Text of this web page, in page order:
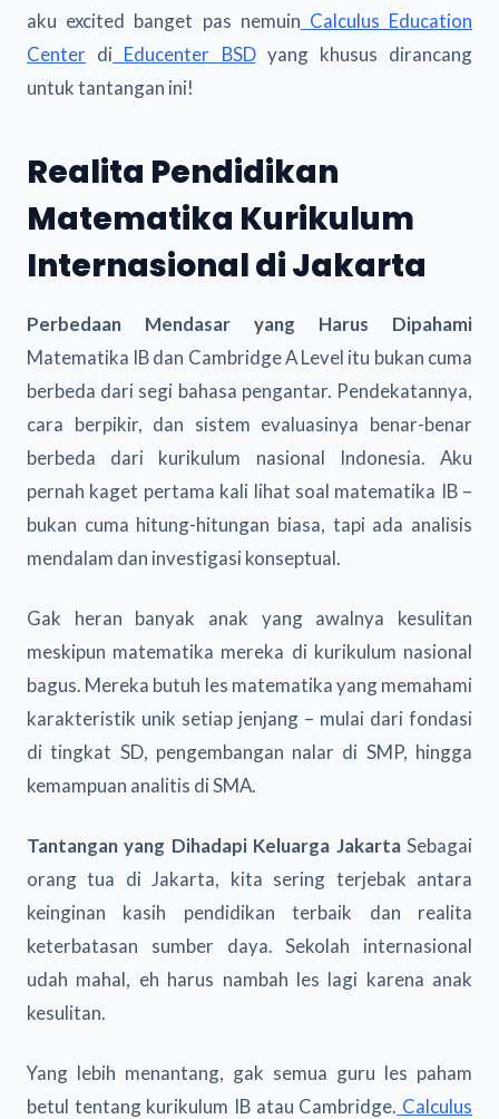
aku excited banget pas nemuin Calculus Education
Center di Educenter BSDyang khusus dirancang
untuk tantangan ini!
Realita Pendidikan
Matematika Kurikulum
Internasional di Jakarta
Perbedaan Mendasar yang Harus Dipahami
Matematika IB dan Cambridge A Level itu bukan cuma
berbeda dari segi bahasa pengantar. Pendekatannya,
cara berpikir, dan sistem evaluasinya benar-benar
berbeda dari kurikulum nasional Indonesia. Aku
pernah kaget pertama kali lihat soal matematika IB –
bukan cuma hitung-hitungan biasa, tapi ada analisis
mendalam dan investigasi konseptual.
Gak heran banyak anak yang awalnya kesulitan
meskipun matematika mereka di kurikulum nasional
bagus. Mereka butuh les matematika yang memahami
karakteristik unik setiap jenjang – mulai dari fondasi
di tingkat SD, pengembangan nalar di SMP, hingga
kemampuan analitis di SMA.
Tantangan yang Dihadapi Keluarga JakartaSebagai
orang tua di Jakarta, kita sering terjebak antara
keinginan kasih pendidikan terbaik dan realita
keterbatasan sumber daya. Sekolah internasional
udah mahal, eh harus nambah les lagi karena anak
kesulitan.
Yang lebih menantang, gak semua guru les paham
betul tentang kurikulum IB atau Cambridge. Calculus